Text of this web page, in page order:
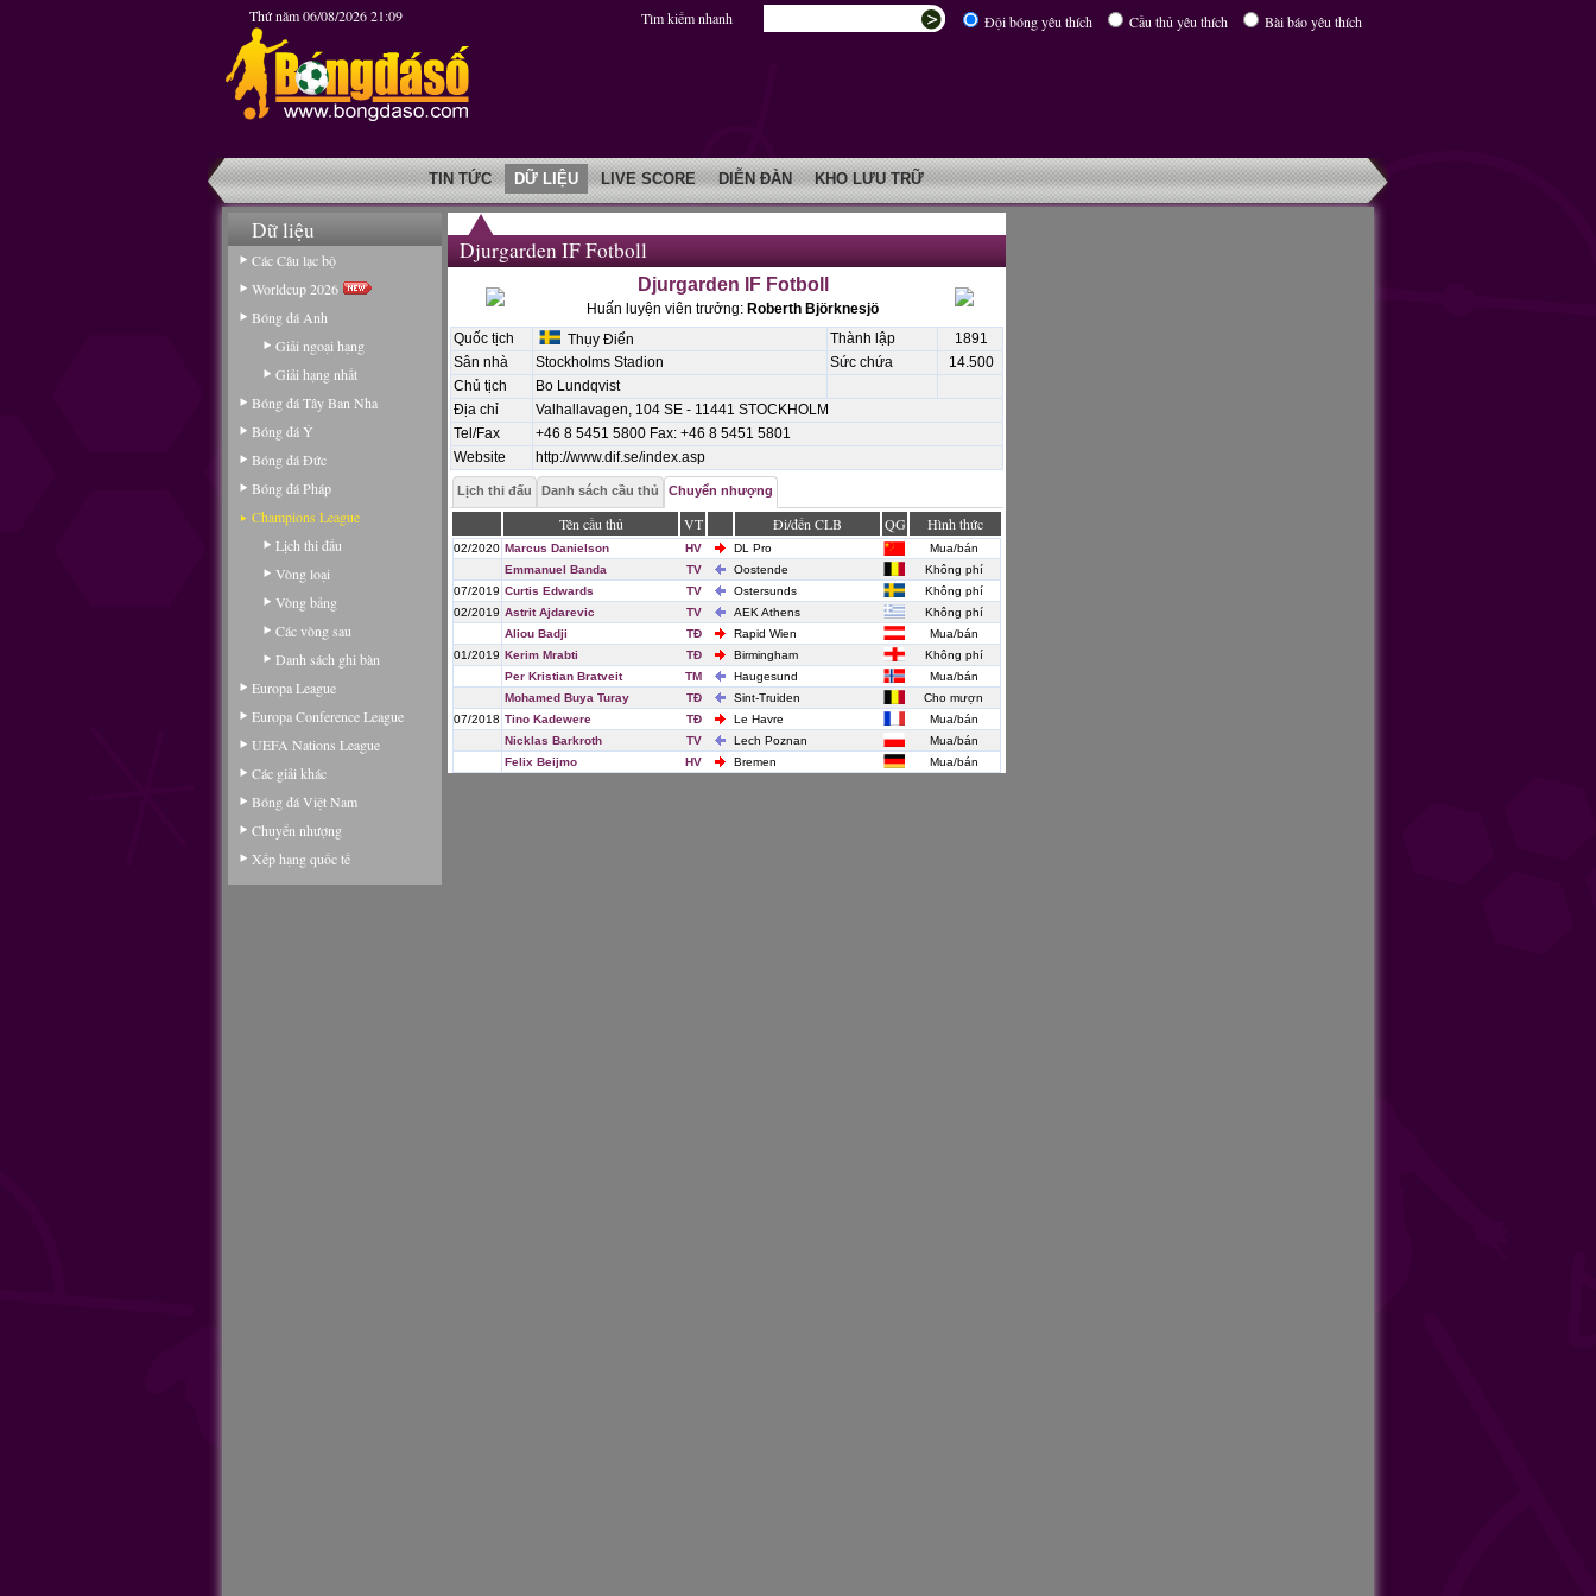
Thứ năm 06/08/2026 21:09 Đội bóng yêu thích Cầu thủ yêu thích Bài báo yêu thích
Tìm kiếm nhanh
TIN TỨC DỮ LIỆU LIVE SCORE DIỄN ĐÀN KHO LƯU TRỮ
Dữ liệu
Các Câu lạc bộ
Worldcup 2026
Bóng đá Anh
Giải ngoại hạng
Giải hạng nhất
Bóng đá Tây Ban Nha
Bóng đá Ý
Bóng đá Đức
Bóng đá Pháp
Champions League
Lịch thi đấu
Vòng loại
Vòng bảng
Các vòng sau
Danh sách ghi bàn
Europa League
Europa Conference League
UEFA Nations League
Các giải khác
Bóng đá Việt Nam
Chuyển nhượng
Xếp hạng quốc tế
Djurgarden IF Fotboll
Djurgarden IF Fotboll
Huấn luyện viên trưởng: Roberth Björknesjö
Quốc tịch
Thụy Điển Thành lập
1891
Sân nhà
Stockholms Stadion Sức chứa
14.500
Chủ tịch
Bo Lundqvist
Địa chỉ
Valhallavagen, 104 SE - 11441 STOCKHOLM
Tel/Fax
+46 8 5451 5800 Fax: +46 8 5451 5801
Website
http://www.dif.se/index.asp
Lịch thi đấu Danh sách cầu thủ Chuyển nhượng
Tên cầu thủ VT Đi/đến CLB QG Hình thức
02/2020 Marcus Danielson HV DL Pro
Mua/bán
Emmanuel Banda
TV Oostende
Không phí
07/2019 Curtis Edwards TV Ostersunds
Không phí
02/2019 Astrit Ajdarevic TV AEK Athens
Không phí
Aliou Badji
TĐ Rapid Wien
Mua/bán
01/2019 Kerim Mrabti TĐ Birmingham
Không phí
Per Kristian Bratveit
TM Haugesund
Mua/bán
Mohamed Buya Turay
TĐ Sint-Truiden
Cho mượn
07/2018 Tino Kadewere TĐ Le Havre
Mua/bán
Nicklas Barkroth
TV Lech Poznan
Mua/bán
Felix Beijmo
HV Bremen Mua/bán